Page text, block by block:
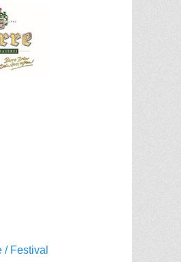
/ Festival